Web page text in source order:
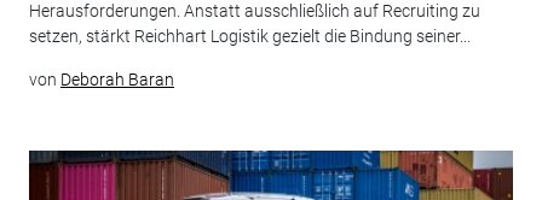
Herausforderungen. Anstatt ausschließlich auf Recruiting zu
setzen, stärkt Reichhart Logistik gezielt die Bindung seiner...
von Deborah Baran